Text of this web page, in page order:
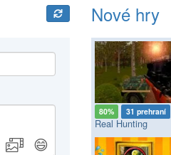
😄
Nové hry
80% 31 prehraní
Real Hunting